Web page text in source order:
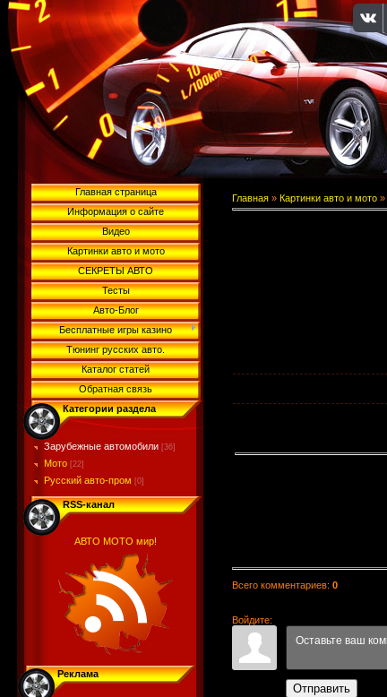
Главная страница
Информация о сайте
Видео
Картинки авто и мото
СЕКРЕТЫ АВТО
Тесты
Авто-Блог
Бесплатные игры казино
Тюнинг русских авто.
Каталог статей
Обратная связь
Категории раздела
Зарубежные автомобили [36]
Мото [22]
Русский авто-пром [0]
RSS-канал
АВТО МОТО мир!
Реклама
Главная » Картинки авто и мото »
Всего комментариев: 0
Войдите:
Отправить